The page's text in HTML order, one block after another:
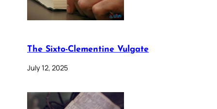
The Sixto-Clementine Vulgate
July 12, 2025